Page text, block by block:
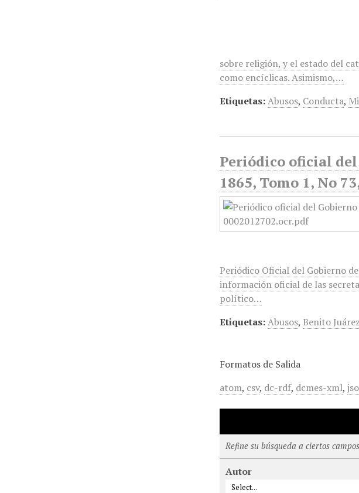
sobre religión, y el estado del
como encíclicas. Asimismo,…
Etiquetas:Abusos, Conducta,
Periódico oficial
1865, Tomo 1, No
Periódico Oficial del Gobierno
información oficial de las
político…
Etiquetas:Abusos, Benito
Formatos de Salida
atom, csv, dc-rdf, dcmes-xml,
Refine su búsqueda a ciertos campos
Autor